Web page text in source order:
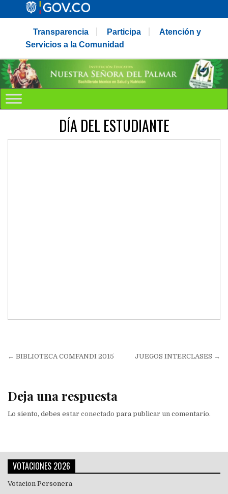
Transparencia Participa
Atención y
Servicios a la Comunidad
DÍA DEL ESTUDIANTE
Navegación
entradas
JUEGOS INTERCLASES →
Deja una respuesta
Lo siento, debes estar conectado para publicar un comentario.
VOTACIONES 2026
Votacion Personera